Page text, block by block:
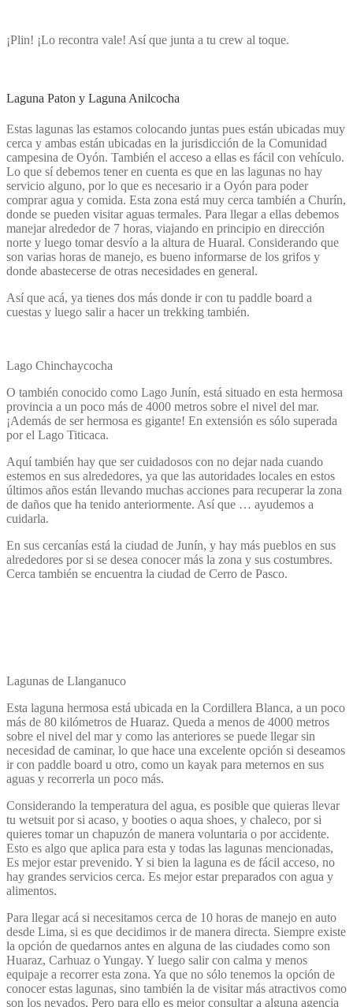
¡Plin! ¡Lo recontra vale! Así que junta a tu crew al toque.
Laguna Paton y Laguna Anilcocha
Estas lagunas las estamos colocando juntas pues están ubicadas muy
cerca y ambas están ubicadas en la jurisdicción de la Comunidad
campesina de Oyón. También el acceso a ellas es fácil con vehículo.
Lo que sí debemos tener en cuenta es que en las lagunas no hay
servicio alguno, por lo que es necesario ir a Oyón para poder
comprar agua y comida. Esta zona está muy cerca también a Churín,
donde se pueden visitar aguas termales. Para llegar a ellas debemos
manejar alrededor de 7 horas, viajando en principio en dirección
norte y luego tomar desvío a la altura de Huaral. Considerando que
son varias horas de manejo, es bueno informarse de los grifos y
donde abastecerse de otras necesidades en general.
Así que acá, ya tienes dos más donde ir con tu paddle board a
cuestas y luego salir a hacer un trekking también.
Lago Chinchaycocha
O también conocido como Lago Junín, está situado en esta hermosa
provincia a un poco más de 4000 metros sobre el nivel del mar.
¡Además de ser hermosa es gigante! En extensión es sólo superada
por el Lago Titicaca.
Aquí también hay que ser cuidadosos con no dejar nada cuando
estemos en sus alrededores, ya que las autoridades locales en estos
últimos años están llevando muchas acciones para recuperar la zona
de daños que ha tenido anteriormente. Así que … ayudemos a
cuidarla.
En sus cercanías está la ciudad de Junín, y hay más pueblos en sus
alrededores por si se desea conocer más la zona y sus costumbres.
Cerca también se encuentra la ciudad de Cerro de Pasco.
Lagunas de Llanganuco
Esta laguna hermosa está ubicada en la Cordillera Blanca, a un poco
más de 80 kilómetros de Huaraz. Queda a menos de 4000 metros
sobre el nivel del mar y como las anteriores se puede llegar sin
necesidad de caminar, lo que hace una excelente opción si deseamos
ir con paddle board u otro, como un kayak para meternos en sus
aguas y recorrerla un poco más.
Considerando la temperatura del agua, es posible que quieras llevar
tu wetsuit por si acaso, y booties o aqua shoes, y chaleco, por si
quieres tomar un chapuzón de manera voluntaria o por accidente.
Esto es algo que aplica para esta y todas las lagunas mencionadas,
Es mejor estar prevenido. Y si bien la laguna es de fácil acceso, no
hay grandes servicios cerca. Es mejor estar preparados con agua y
alimentos.
Para llegar acá si necesitamos cerca de 10 horas de manejo en auto
desde Lima, si es que decidimos ir de manera directa. Siempre existe
la opción de quedarnos antes en alguna de las ciudades como son
Huaraz, Carhuaz o Yungay. Y luego salir con calma y menos
equipaje a recorrer esta zona. Ya que no sólo tenemos la opción de
conocer estas lagunas, sino también la de visitar más atractivos como
son los nevados, Pero para ello es mejor consultar a alguna agencia